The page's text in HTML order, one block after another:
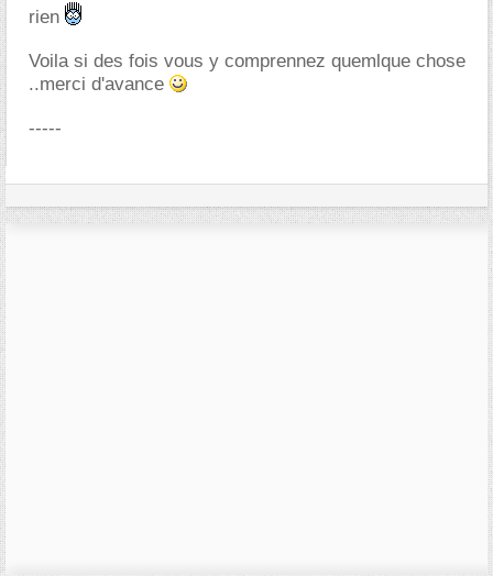
rien
Voila si des fois vous y comprennez quemlque chose
..merci d'avance
-----